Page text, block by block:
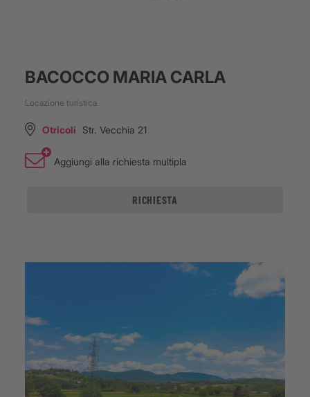
BACOCCO MARIA CARLA
Locazione turistica
Otricoli Str. Vecchia 21
Aggiungi alla richiesta multipla
RICHIESTA